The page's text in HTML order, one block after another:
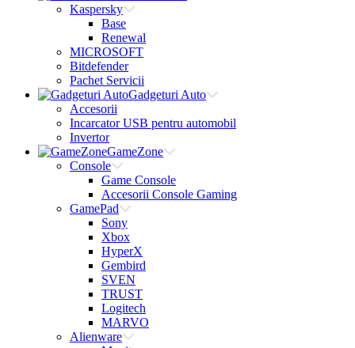
Kaspersky
Base
Renewal
MICROSOFT
Bitdefender
Pachet Servicii
Gadgeturi Auto
Accesorii
Incarcator USB pentru automobil
Invertor
GameZone
Console
Game Console
Accesorii Console Gaming
GamePad
Sony
Xbox
HyperX
Gembird
SVEN
TRUST
Logitech
MARVO
Alienware